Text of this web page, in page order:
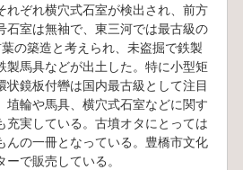
れぞれ横穴式石室が検出され、前方
石室は無袖で、東三河では最古級の
の築造と考えられ、未盗掘で鉄製
製馬具などが出土した。特に小型矩
状鏡板付轡は国内最古級として注目
埴輪や馬具、横穴式石室などに関す
充実している。古墳オタにとっては
んの一冊となっている。豊橋市文化
ーで販売している。